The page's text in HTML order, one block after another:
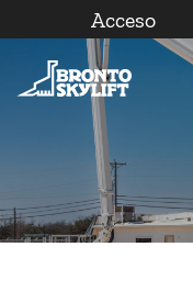
contenido
Acceso